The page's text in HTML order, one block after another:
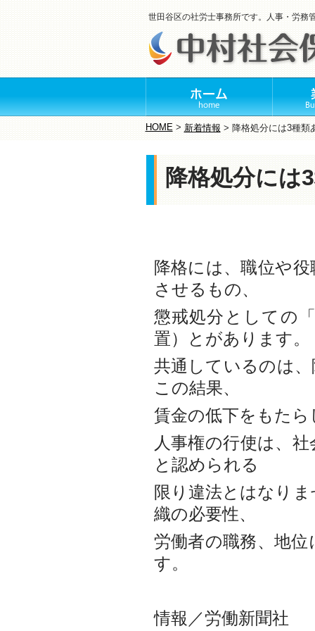
世田谷区の社労士事務所です。人事・労務
HOME> 新着情報 > 降格処分には3種類
降格処分には
降格には、職位や
させるもの、
懲戒処分としての
置）とがあります。
共通しているのは
この結果、
賃金の低下をもたら
人事権の行使は、
と認められる
限り違法とはなり
織の必要性、
労働者の職務、地
す。
情報／労働新聞社